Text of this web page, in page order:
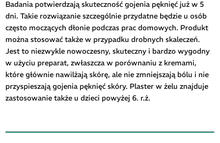
Badania potwierdzają skuteczność gojenia pęknięć już w 5
dni. Takie rozwiązanie szczególnie przydatne będzie u osób
często moczących dłonie podczas prac domowych. Produkt
można stosować także w przypadku drobnych skaleczeń.
Jest to niezwykle nowoczesny, skuteczny i bardzo wygodny
w użyciu preparat, zwłaszcza w porównaniu z kremami,
które głównie nawilżają skórę, ale nie zmniejszają bólu i nie
przyspieszają gojenia pęknięć skóry. Plaster w żelu znajduje
zastosowanie także u dzieci powyżej 6. r.ż.